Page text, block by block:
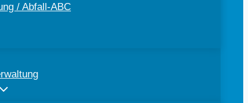
/ Abfall-ABC